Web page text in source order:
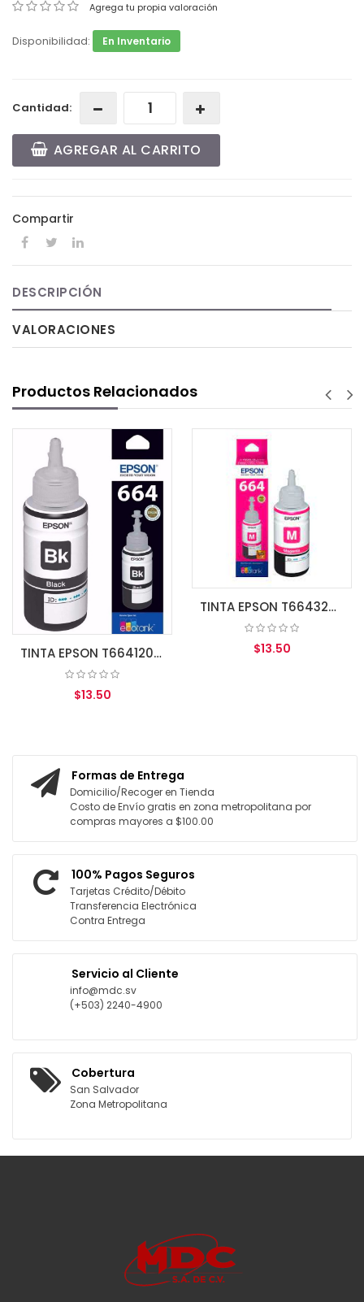
Agrega tu propia valoración
Disponibilidad: En Inventario
Cantidad:
AGREGAR AL CARRITO
Compartir
DESCRIPCIÓN
VALORACIONES
Productos Relacionados
TINTA EPSON T664120 BK L110/200/210/350/355/555
$13.50
TINTA EPSON T664320 MAGENTA L110/200/210/350/355/555
$13.50
Formas de Entrega
Domicilio/Recoger en Tienda
Costo de Envío gratis en zona metropolitana por
compras mayores a $100.00
100% Pagos Seguros
Tarjetas Crédito/Débito
Transferencia Electrónica
Contra Entrega
Servicio al Cliente
info@mdc.sv
(+503) 2240-4900
Cobertura
San Salvador
Zona Metropolitana